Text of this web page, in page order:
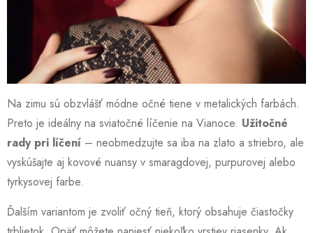
Na zimu sú obzvlášť módne očné tiene v metalických farbách.
Preto je ideálny na sviatočné líčenie na Vianoce. Užitočné
rady pri líčení – neobmedzujte sa iba na zlato a striebro, ale
vyskúšajte aj kovové nuansy v smaragdovej, purpurovej alebo
tyrkysovej farbe.
Ďalším variantom je zvoliť očný tieň, ktorý obsahuje čiastočky